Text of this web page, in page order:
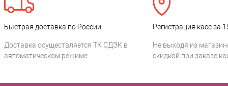
Быстрая доставка по России
Доставка осуществляется ТК СДЭК в
автоматическом режиме
Регистрация касс за
Не выходя из
скидкой при заказе